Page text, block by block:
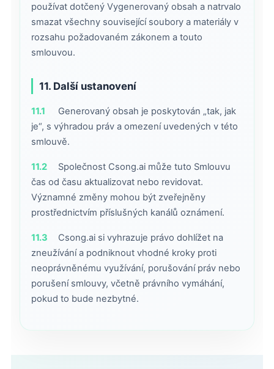
používat dotčený Vygenerovaný obsah a natrvalo
smazat všechny související soubory a materiály v
rozsahu požadovaném zákonem a touto
smlouvou.
11. Další ustanovení
11.1
Generovaný obsah je poskytován „tak, jak
je“, s výhradou práv a omezení uvedených v této
smlouvě.
11.2
Společnost Csong.ai může tuto Smlouvu
čas od času aktualizovat nebo revidovat.
Významné změny mohou být zveřejněny
prostřednictvím příslušných kanálů oznámení.
11.3
Csong.ai si vyhrazuje právo dohlížet na
zneužívání a podniknout vhodné kroky proti
neoprávněnému využívání, porušování práv nebo
porušení smlouvy, včetně právního vymáhání,
pokud to bude nezbytné.